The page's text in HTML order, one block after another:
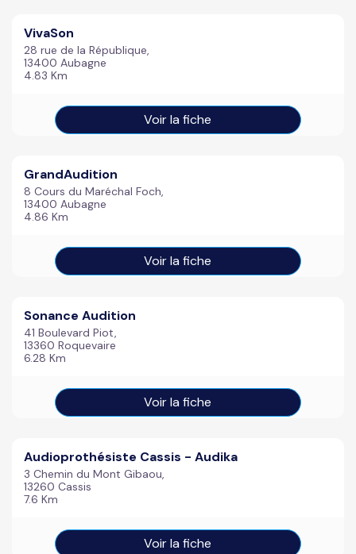
VivaSon
28 rue de la République,
13400 Aubagne
4.83 Km
Voir la fiche
GrandAudition
8 Cours du Maréchal Foch,
13400 Aubagne
4.86 Km
Voir la fiche
Sonance Audition
41 Boulevard Piot,
13360 Roquevaire
6.28 Km
Voir la fiche
Audioprothésiste Cassis - Audika
3 Chemin du Mont Gibaou,
13260 Cassis
7.6 Km
Voir la fiche